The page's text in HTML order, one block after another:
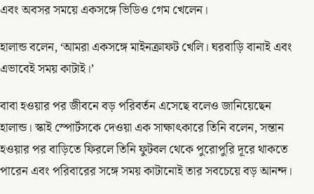
এবং অবসর সময়ে একসঙ্গে ভিডিও গেম খেলেন।
হালান্ড বলেন, ‘আমরা একসঙ্গে মাইনক্রাফট খেলি। ঘরবাড়ি বানাই এবং
এভাবেই সময় কাটাই।’
বাবা হওয়ার পর জীবনে বড় পরিবর্তন এসেছে বলেও জানিয়েছেন
হালান্ড। স্কাই স্পোর্টসকে দেওয়া এক সাক্ষাৎকারে তিনি বলেন, সন্তান
হওয়ার পর বাড়িতে ফিরলে তিনি ফুটবল থেকে পুরোপুরি দূরে থাকতে
পারেন এবং পরিবারের সঙ্গে সময় কাটানোই তার সবচেয়ে বড় আনন্দ।